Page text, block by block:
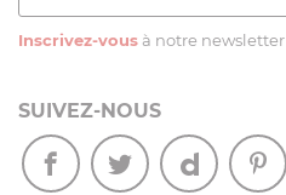
Inscrivez-vous à notre newsletter
SUIVEZ-NOUS